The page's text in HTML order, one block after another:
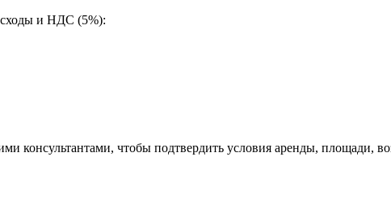
и НДС (5%):
консультантами, чтобы подтвердить условия аренды, площади,